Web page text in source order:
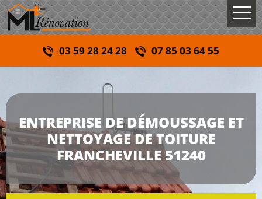
03 59 28 24 28 07 85 03 64 55
ENTREPRISE DE DÉMOUSSAGE ET
NETTOYAGE DE TOITURE
FRANCHEVILLE 51240